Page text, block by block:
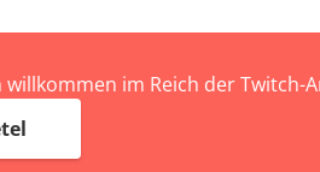
im Reich der Twitch-